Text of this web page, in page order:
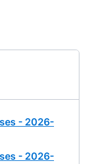
- 2026-
- 2026-